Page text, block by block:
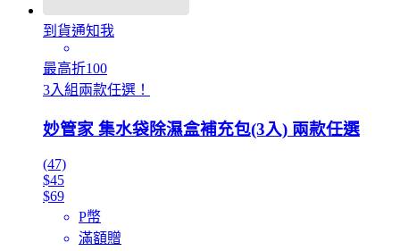
到貨通知我
最高折100
3入組兩款任選！
妙管家 集水袋除濕盒補充包(3入) 兩款任選
(47)
$45
$69
P幣
滿額贈